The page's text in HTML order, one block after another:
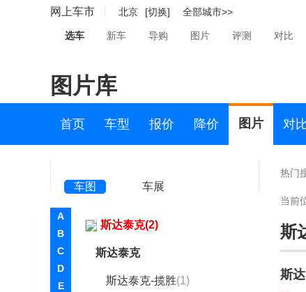
网上车市 北京 [切换] 全部城市>>
选车 新车 导购 图片 评测 对比
图片库
首页 车型 报价 降价 图片 对
车图 车展
A
B
C
D
E
神行者(73)
示界(98)
斯巴鲁(27290)
斯达泰克(2)
斯达泰克
斯达泰克-揽胜(1)
热门
当前
斯
斯